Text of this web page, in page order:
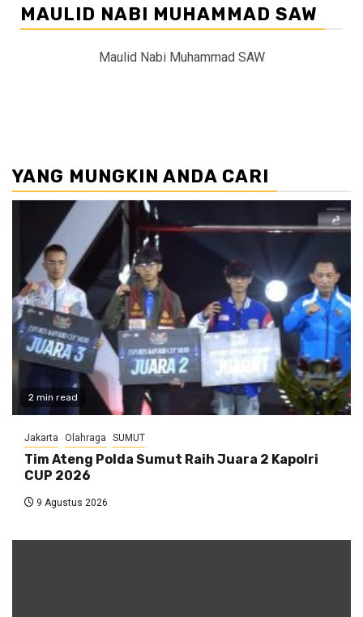
MAULID NABI MUHAMMAD SAW
Maulid Nabi Muhammad SAW
YANG MUNGKIN ANDA CARI
2 min read
Jakarta Olahraga SUMUT
Tim Ateng Polda Sumut Raih Juara 2 Kapolri
CUP 2026
9 Agustus 2026